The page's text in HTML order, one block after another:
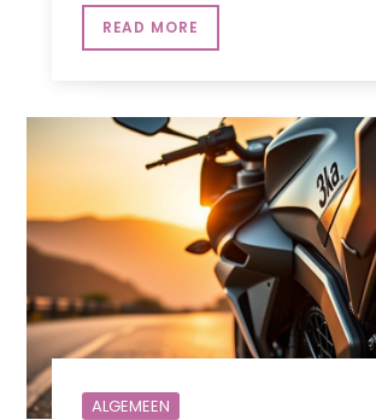
READ MORE
ALGEMEEN